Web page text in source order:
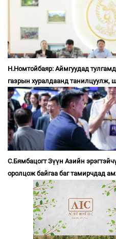
Н.Номтойбаяр: Аймгуудад
газрын хуралдаанд танилцуулж,
С.Бямбацогт Зүүн Азийн
оролцож байгаа баг тамирчдад